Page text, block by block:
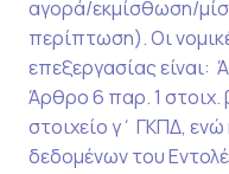
αγορά/εκμίσθωση/
περίπτωση). Οι
επεξεργασίας είναι:
Άρθρο 6 παρ. 1 στοιχ.
στοιχείο γ΄ ΓΚΠΔ,
δεδομένων του